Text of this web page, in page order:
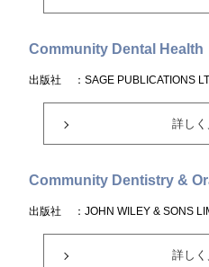
Community Dental Health
出版社 ：SAGE PUBLICATIONS
詳し
Community Dentistry &
出版社 ：JOHN WILEY & SONS
詳し